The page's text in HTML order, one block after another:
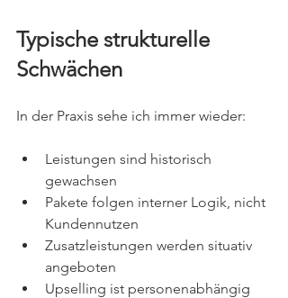
Typische strukturelle
Schwächen
In der Praxis sehe ich immer wieder:
Leistungen sind historisch
gewachsen
Pakete folgen interner Logik, nicht
Kundennutzen
Zusatzleistungen werden situativ
angeboten
Upselling ist personenabhängig